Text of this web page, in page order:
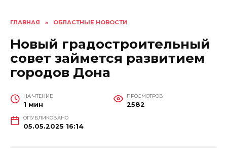
ГЛАВНАЯ » ОБЛАСТНЫЕ НОВОСТИ
Новый градостроительный
совет займется развитием
городов Дона
НА ЧТЕНИЕ
1 мин
ПРОСМОТРОВ
2582
ОПУБЛИКОВАНО
05.05.2025 16:14